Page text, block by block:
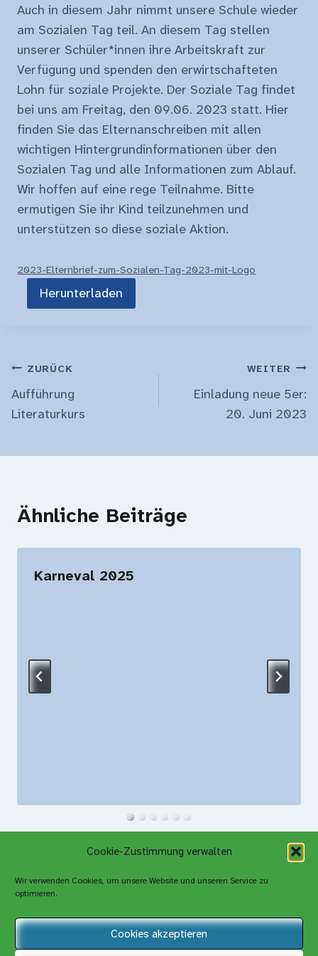
Cookie-Zustimmung verwalten
Wir verwenden Cookies, um unsere Website und unseren Service zu
optimieren.
Cookies akzeptieren
Auch in diesem Jahr nimmt unsere Schule wieder
am Sozialen Tag teil. An diesem Tag stellen
unserer Schüler*innen ihre Arbeitskraft zur
Verfügung und spenden den erwirtschafteten
Lohn für soziale Projekte. Der Soziale Tag findet
bei uns am Freitag, den 09.06. 2023 statt. Hier
finden Sie das Elternanschreiben mit allen
wichtigen Hintergrundinformationen über den
Sozialen Tag und alle Informationen zum Ablauf.
Wir hoffen auf eine rege Teilnahme. Bitte
ermutigen Sie ihr Kind teilzunehmen und
unterstützen so diese soziale Aktion.
2023-Elternbrief-zum-Sozialen-Tag-2023-mit-Logo
Herunterladen
Beitragsnavigation
ZURÜCK
Aufführung
Literaturkurs
WEITER
Einladung neue 5er:
20. Juni 2023
Ähnliche Beiträge
Karneval 2025